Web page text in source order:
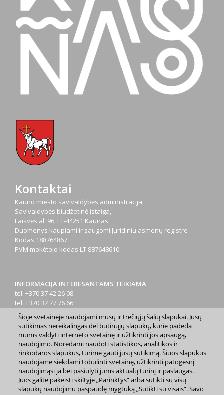
Kontaktai
Kauno miesto savivaldybės administracija,
Savivaldybės biudžetinė įstaiga,
Laisvės al. 96, LT-44251 Kaunas
Duomenys kaupiami ir saugomi Juridinių asmenų registre
Kodas 188764867
PVM mokėtojo kodas LT 887648610
INFORMACIJA INTERESANTAMS TEIKIAMA
tel. +370 37 42 26 08
tel. +370 37 77 76 66
tel. +370 660 07000
el. p.info@kaunas.lt
2023 m. Kauno miesto savivaldybė. Kopijuoti ir platinti
www.kaunas.lt skelbiamą informaciją be autorių sutikimo draudžiama.
Šioje svetainėje naudojami mūsų ir trečiųjų šalių slapukai. Jūsų
sutikimas nereikalingas dėl būtinųjų slapukų, kurie padeda
mums valdyti interneto svetainę ir užtikrinti jos apsaugą,
naudojimo. Norėdami naudoti statistikos, analitikos ir
rinkodaros slapukus, turime gauti jūsų sutikimą. Šiuos slapukus
naudojame siekdami tobulinti svetainę, užtikrinti patogesnį
naudojimąsi ja bei pasiūlyti jums aktualų turinį ir paslaugas.
Juos galite pakeisti skiltyje „Parinktys“ arba sutikti su visų
slapukų naudojimu paspaudę mygtuką „Sutikti su visais“. Savo